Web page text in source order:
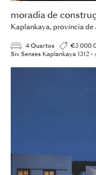
moradia de
Kaplankaya, província de
4 Quartos
€3 000
Six Senses Kaplankaya 1312 -